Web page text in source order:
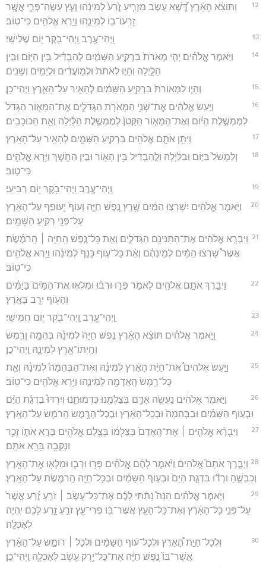
12
וַתּוֹצֵ֨א הָאָ֜רֶץ דֶּ֠שֶׁא עֵ֣שֶׂב מַזְרִ֤יעַ זֶ֙רַע֙ לְמִינֵ֔הוּ וְעֵ֧ץ עֹֽשֶׂה־פְּרִ֛י אֲשֶׁ֥ר
זַרְעוֹ־ב֖וֹ לְמִינֵ֑הוּ וַיַּ֥רְא אֱלֹהִ֖ים כִּי־טֽוֹב׃
13 וַֽיְהִי־עֶ֥רֶב וַֽיְהִי־בֹ֖קֶר י֥וֹם שְׁלִישִֽׁי׃
14
וַיֹּ֣אמֶר אֱלֹהִ֗ים יְהִ֤י מְאֹרֹת֙ בִּרְקִ֣יעַ הַשָּׁמַ֔יִם לְהַבְדִּ֕יל בֵּ֥ין הַיּ֖וֹם וּבֵ֣ין
הַלָּ֑יְלָה וְהָי֤וּ לְאֹתֹת֙ וּלְמ֣וֹעֲדִ֔ים וּלְיָמִ֖ים וְשָׁנִֽים׃
15 וְהָי֤וּ לִמְאוֹרֹת֙ בִּרְקִ֣יעַ הַשָּׁמַ֔יִם לְהָאִ֖יר עַל־הָאָ֑רֶץ וַֽיְהִי־כֵֽן׃
16
וַיַּ֣עַשׂ אֱלֹהִ֔ים אֶת־שְׁנֵ֥י הַמְּאֹרֹ֖ת הַגְּדֹלִ֑ים אֶת־הַמָּא֤וֹר הַגָּדֹל֙
לְמֶמְשֶׁ֣לֶת הַיּ֔וֹם וְאֶת־הַמָּא֤וֹר הַקָּטֹן֙ לְמֶמְשֶׁ֣לֶת הַלַּ֔יְלָה וְאֵ֖ת הַכּוֹכָבִֽים׃
17 וַיִּתֵּ֥ן אֹתָ֛ם אֱלֹהִ֖ים בִּרְקִ֣יעַ הַשָּׁמָ֑יִם לְהָאִ֖יר עַל־הָאָֽרֶץ׃
18
וְלִמְשֹׁל֙ בַּיּ֣וֹם וּבַלַּ֔יְלָה וּֽלֲהַבְדִּ֔יל בֵּ֥ין הָא֖וֹר וּבֵ֣ין הַחֹ֑שֶׁךְ וַיַּ֥רְא אֱלֹהִ֖ים
כִּי־טֽוֹב׃
19 וַֽיְהִי־עֶ֥רֶב וַֽיְהִי־בֹ֖קֶר י֥וֹם רְבִיעִֽי׃
20
וַיֹּ֣אמֶר אֱלֹהִ֔ים יִשְׁרְצ֣וּ הַמַּ֔יִם שֶׁ֖רֶץ נֶ֣פֶשׁ חַיָּ֑ה וְעוֹף֙ יְעוֹפֵ֣ף עַל־הָאָ֔רֶץ
עַל־פְּנֵ֖י רְקִ֥יעַ הַשָּׁמָֽיִם׃
21
וַיִּבְרָ֣א אֱלֹהִ֔ים אֶת־הַתַּנִּינִ֖ם הַגְּדֹלִ֑ים וְאֵ֣ת כָּל־נֶ֣פֶשׁ הַֽחַיָּ֣ה ׀ הָֽרֹמֶ֡שֶׂת
אֲשֶׁר֩ שָׁרְצ֨וּ הַמַּ֜יִם לְמִֽינֵהֶ֗ם וְאֵ֨ת כָּל־ע֤וֹף כָּנָף֙ לְמִינֵ֔הוּ וַיַּ֥רְא אֱלֹהִ֖ים
כִּי־טֽוֹב׃
22
וַיְבָ֧רֶךְ אֹתָ֛ם אֱלֹהִ֖ים לֵאמֹ֑ר פְּר֣וּ וּרְב֗וּ וּמִלְא֤וּ אֶת־הַמַּ֙יִם֙ בַּיַּמִּ֔ים
וְהָע֖וֹף יִ֥רֶב בָּאָֽרֶץ׃
23 וַֽיְהִי־עֶ֥רֶב וַֽיְהִי־בֹ֖קֶר י֥וֹם חֲמִישִֽׁי׃
24
וַיֹּ֣אמֶר אֱלֹהִ֗ים תּוֹצֵ֨א הָאָ֜רֶץ נֶ֤פֶשׁ חַיָּה֙ לְמִינָ֔הּ בְּהֵמָ֥ה וָרֶ֛מֶשׂ
וְחַֽיְתוֹ־אֶ֖רֶץ לְמִינָ֑הּ וַֽיְהִי־כֵֽן׃
25
וַיַּ֣עַשׂ אֱלֹהִים֩ אֶת־חַיַּ֨ת הָאָ֜רֶץ לְמִינָ֗הּ וְאֶת־הַבְּהֵמָה֙ לְמִינָ֔הּ וְאֵ֛ת
כָּל־רֶ֥מֶשׂ הָֽאֲדָמָ֖ה לְמִינֵ֑הוּ וַיַּ֥רְא אֱלֹהִ֖ים כִּי־טֽוֹב׃
26
וַיֹּ֣אמֶר אֱלֹהִ֔ים נַֽעֲשֶׂ֥ה אָדָ֛ם בְּצַלְמֵ֖נוּ כִּדְמוּתֵ֑נוּ וְיִרְדּוּ֩ בִדְגַ֨ת הַיָּ֜ם
וּבְע֣וֹף הַשָּׁמַ֗יִם וּבַבְּהֵמָה֙ וּבְכָל־הָאָ֔רֶץ וּבְכָל־הָרֶ֖מֶשׂ הָֽרֹמֵ֥שׂ עַל־הָאָֽרֶץ׃
27
וַיִּבְרָ֨א אֱלֹהִ֤ים ׀ אֶת־הָֽאָדָם֙ בְּצַלְמ֔וֹ בְּצֶ֥לֶם אֱלֹהִ֖ים בָּרָ֣א אֹת֑וֹ זָכָ֥ר
וּנְקֵבָ֖ה בָּרָ֥א אֹתָֽם׃
28 וַיְבָ֣רֶךְ אֹתָם֮ אֱלֹהִים֒ וַיֹּ֨אמֶר לָהֶ֜ם אֱלֹהִ֗ים פְּר֥וּ וּרְב֛וּ וּמִלְא֥וּ אֶת־הָאָ֖רֶץ
וְכִבְשֻׁ֑הָ וּרְד֞וּ בִּדְגַ֤ת הַיָּם֙ וּבְע֣וֹף הַשָּׁמַ֔יִם וּבְכָל־חַיָּ֖ה הָֽרֹמֶ֥שֶׂת עַל־הָאָֽרֶץ׃
29
וַיֹּ֣אמֶר אֱלֹהִ֗ים הִנֵּה֩ נָתַ֨תִּי לָכֶ֜ם אֶת־כָּל־עֵ֣שֶׂב ׀ זֹרֵ֣עַ זֶ֗רַע אֲשֶׁר֙
עַל־פְּנֵ֣י כָל־הָאָ֔רֶץ וְאֶת־כָּל־הָעֵ֛ץ אֲשֶׁר־בּ֥וֹ פְרִי־עֵ֖ץ זֹרֵ֣עַ זָ֑רַע לָכֶ֥ם יִֽהְיֶ֖ה
לְאָכְלָֽה׃
30
וּֽלְכָל־חַיַּ֣ת הָ֠אָרֶץ וּלְכָל־ע֨וֹף הַשָּׁמַ֜יִם וּלְכֹ֣ל ׀ רוֹמֵ֣שׂ עַל־הָאָ֗רֶץ
אֲשֶׁר־בּוֹ֙ נֶ֣פֶשׁ חַיָּ֔ה אֶת־כָּל־יֶ֥רֶק עֵ֖שֶׂב לְאָכְלָ֑ה וַֽיְהִי־כֵֽן׃